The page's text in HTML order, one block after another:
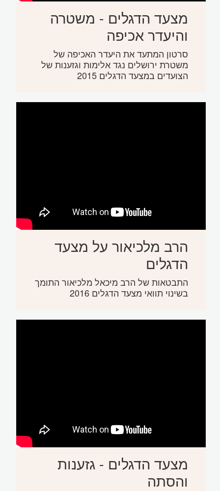
מצעד הדגלים - משטרה
והיעדר אכיפה
סרטון המתעד את היעדר האכיפה של
משטרת ירושלים נגד אלימות וגזענות של
הצועדים במצעד הדגלים 2015
הרב מלכיאור על מצעד
הדגלים
התבטאות של הרב מיכאל מלכיאור התומך
בשינוי תוואי מצעד הדגלים 2016
מצעד הדגלים - גזענות
והסתה